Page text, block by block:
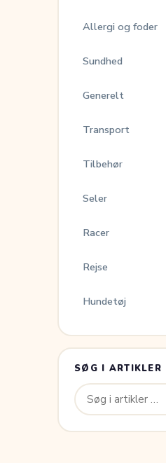
Allergi og foder
Sundhed
Generelt
Transport
Tilbehør
Seler
Racer
Rejse
Hundetøj
SØG I ARTIKLER
Søg
efter: